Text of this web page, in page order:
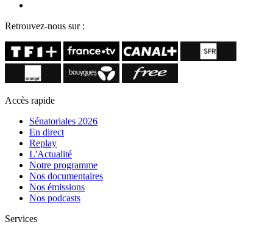
Retrouvez-nous sur :
Accès rapide
Sénatoriales 2026
En direct
Replay
L'Actualité
Notre programme
Nos documentaires
Nos émissions
Nos podcasts
Services